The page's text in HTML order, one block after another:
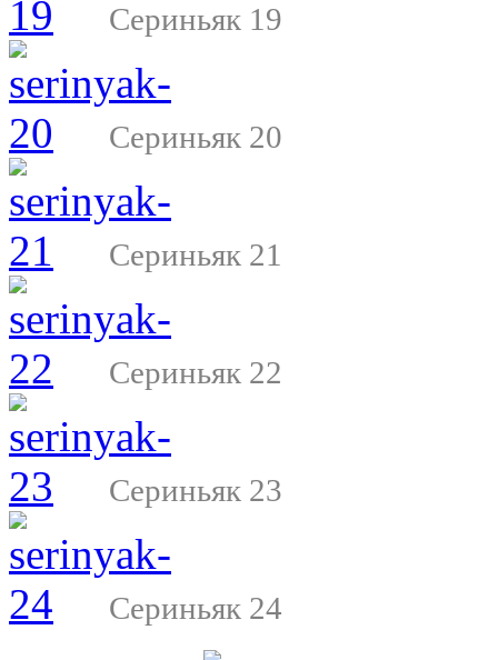
Сериньяк 19
Сериньяк 20
Сериньяк 21
Сериньяк 22
Сериньяк 23
Сериньяк 24